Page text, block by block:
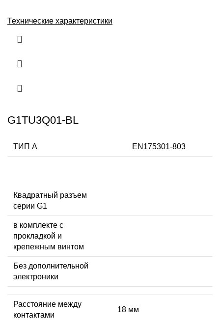
Технические характеристики
G1TU3Q01-BL
ТИП А EN175301-803
Квадратный разъем
серии G1
в комплекте с
прокладкой и
крепежным винтом
Без дополнительной
электроники
Расстояние между
контактами
18 мм